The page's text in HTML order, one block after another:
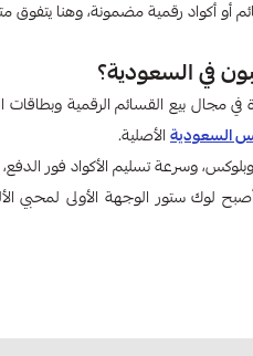
أو أكواد رقمية مضمونة، وهنا يتفوق
في السعودية؟
في مجال بيع القسائم الرقمية
السعودية الأصلية.
وسرعة تسليم الأكواد فور
لوك ستور الوجهة الأولى لمحبي